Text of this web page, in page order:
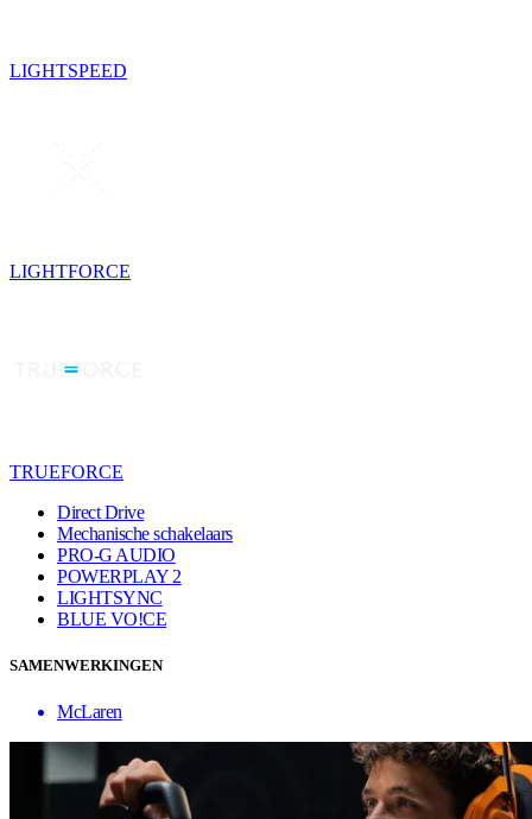
LIGHTSPEED
LIGHTFORCE
TRUEFORCE
Direct Drive
Mechanische schakelaars
PRO-G AUDIO
POWERPLAY 2
LIGHTSYNC
BLUE VO!CE
SAMENWERKINGEN
McLaren